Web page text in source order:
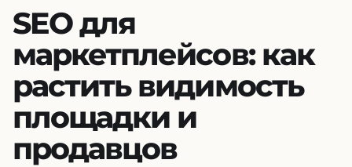
SEO для
маркетплейсов: как
растить видимость
площадки и
продавцов